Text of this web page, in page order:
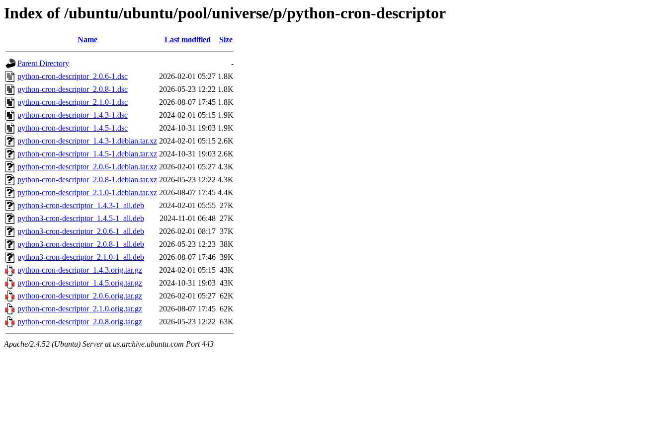
Index of /ubuntu/ubuntu/pool/universe/p/python-cron-descriptor
Name Last modified Size
Parent Directory
-
python-cron-descriptor_2.0.6-1.dsc
2026-02-01 05:27 1.8K
python-cron-descriptor_2.0.8-1.dsc
2026-05-23 12:22 1.8K
python-cron-descriptor_2.1.0-1.dsc
2026-08-07 17:45 1.8K
python-cron-descriptor_1.4.3-1.dsc
2024-02-01 05:15 1.9K
python-cron-descriptor_1.4.5-1.dsc
2024-10-31 19:03 1.9K
python-cron-descriptor_1.4.3-1.debian.tar.xz 2024-02-01 05:15 2.6K
python-cron-descriptor_1.4.5-1.debian.tar.xz 2024-10-31 19:03 2.6K
python-cron-descriptor_2.0.6-1.debian.tar.xz 2026-02-01 05:27 4.3K
python-cron-descriptor_2.0.8-1.debian.tar.xz 2026-05-23 12:22 4.3K
python-cron-descriptor_2.1.0-1.debian.tar.xz 2026-08-07 17:45 4.4K
python3-cron-descriptor_1.4.3-1_all.deb
2024-02-01 05:55 27K
python3-cron-descriptor_1.4.5-1_all.deb
2024-11-01 06:48 27K
python3-cron-descriptor_2.0.6-1_all.deb
2026-02-01 08:17 37K
python3-cron-descriptor_2.0.8-1_all.deb
2026-05-23 12:23 38K
python3-cron-descriptor_2.1.0-1_all.deb
2026-08-07 17:46 39K
python-cron-descriptor_1.4.3.orig.tar.gz
2024-02-01 05:15 43K
python-cron-descriptor_1.4.5.orig.tar.gz
2024-10-31 19:03 43K
python-cron-descriptor_2.0.6.orig.tar.gz
2026-02-01 05:27 62K
python-cron-descriptor_2.1.0.orig.tar.gz
2026-08-07 17:45 62K
python-cron-descriptor_2.0.8.orig.tar.gz
2026-05-23 12:22 63K
Apache/2.4.52 (Ubuntu) Server at us.archive.ubuntu.com Port 443